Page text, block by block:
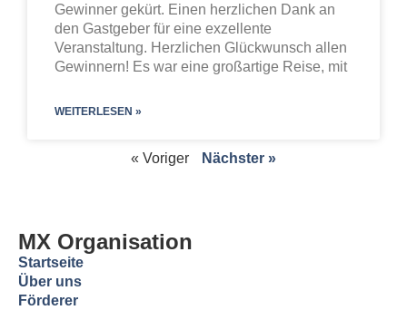
Gewinner gekürt. Einen herzlichen Dank an
den Gastgeber für eine exzellente
Veranstaltung. Herzlichen Glückwunsch allen
Gewinnern! Es war eine großartige Reise, mit
WEITERLESEN »
« Voriger Nächster »
MX Organisation
Startseite
Über uns
Förderer